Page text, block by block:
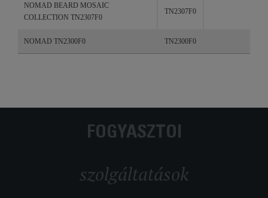
NOMAD BEARD MOSAIC
COLLECTION TN2307F0
TN2307F0
NOMAD TN2300F0 TN2300F0
FOGYASZTÓI
szolgáltatások